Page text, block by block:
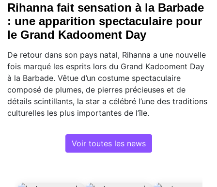
Rihanna fait sensation à la Barbade
: une apparition spectaculaire pour
le Grand Kadooment Day
De retour dans son pays natal, Rihanna a une nouvelle
fois marqué les esprits lors du Grand Kadooment Day
à la Barbade. Vêtue d’un costume spectaculaire
composé de plumes, de pierres précieuses et de
détails scintillants, la star a célébré l’une des traditions
culturelles les plus importantes de l’île.
Voir toutes les news